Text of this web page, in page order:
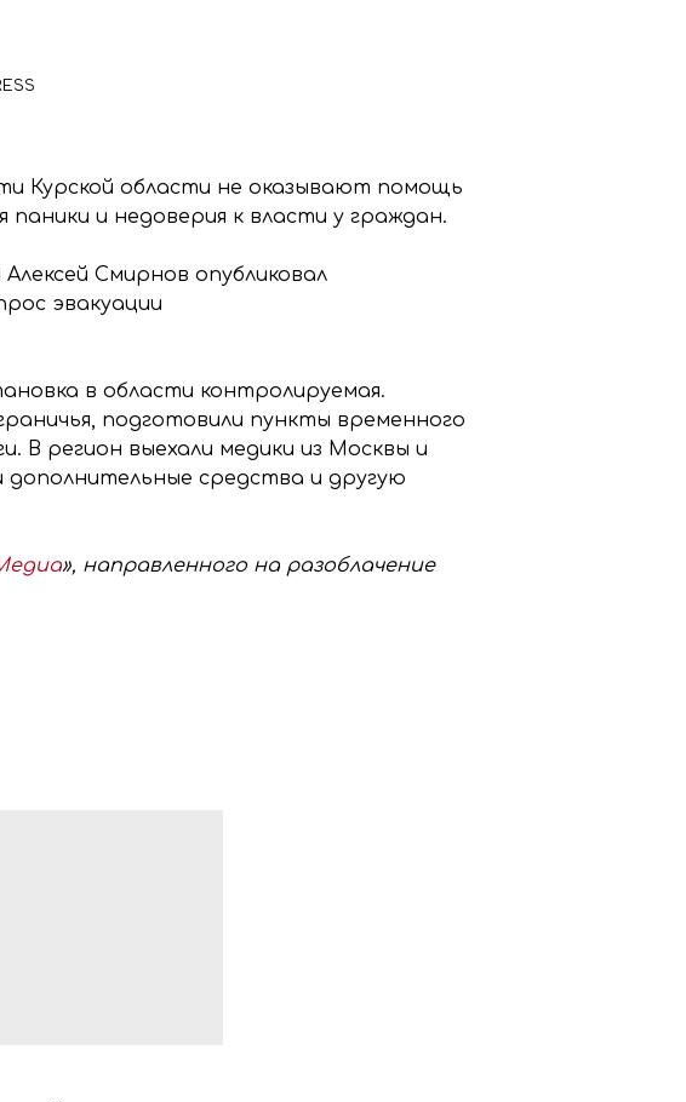
Курской области не оказывают помощь
и недоверия к власти у граждан.
Смирнов опубликовал
эвакуации
в области контролируемая.
подготовили пункты временного
В регион выехали медики из Москвы и
средства и другую
», направленного на разоблачение